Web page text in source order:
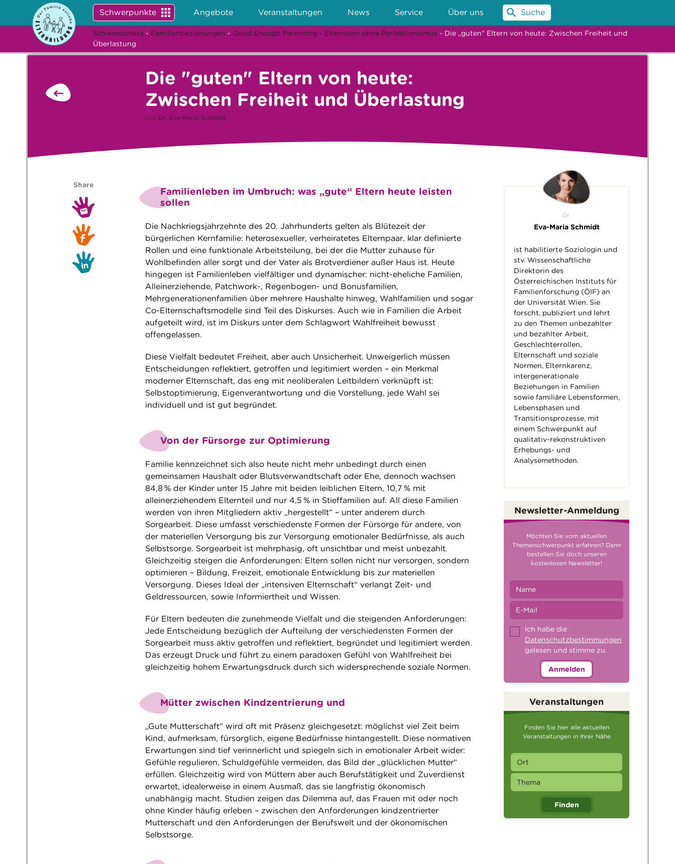
Schwerpunkte Angebote Veranstaltungen News Service Über uns Suche
Schwerpunkte - Familienbeziehungen - Good Enough Parenting – Elternsein ohne Perfektionismus - Die „guten“ Eltern von heute: Zwischen Freiheit und
Überlastung
Die "guten" Eltern von heute:
Zwischen Freiheit und Überlastung
von Dr. Eva-Maria Schmidt
Familienleben im Umbruch: was „gute“ Eltern heute leisten
sollen
Die Nachkriegsjahrzehnte des 20. Jahrhunderts gelten als Blütezeit der
bürgerlichen Kernfamilie: heterosexueller, verheiratetes Elternpaar, klar definierte
Rollen und eine funktionale Arbeitsteilung, bei der die Mutter zuhause für
Wohlbefinden aller sorgt und der Vater als Brotverdiener außer Haus ist. Heute
hingegen ist Familienleben vielfältiger und dynamischer: nicht-eheliche Familien,
Alleinerziehende, Patchwork-, Regenbogen- und Bonusfamilien,
Mehrgenerationenfamilien über mehrere Haushalte hinweg, Wahlfamilien und sogar
Co-Elternschaftsmodelle sind Teil des Diskurses. Auch wie in Familien die Arbeit
aufgeteilt wird, ist im Diskurs unter dem Schlagwort Wahlfreiheit bewusst
offengelassen.
Diese Vielfalt bedeutet Freiheit, aber auch Unsicherheit. Unweigerlich müssen
Entscheidungen reflektiert, getroffen und legitimiert werden – ein Merkmal
moderner Elternschaft, das eng mit neoliberalen Leitbildern verknüpft ist:
Selbstoptimierung, Eigenverantwortung und die Vorstellung, jede Wahl sei
individuell und ist gut begründet.
Von der Fürsorge zur Optimierung
Familie kennzeichnet sich also heute nicht mehr unbedingt durch einen
gemeinsamen Haushalt oder Blutsverwandtschaft oder Ehe, dennoch wachsen
84,8 % der Kinder unter 15 Jahre mit beiden leiblichen Eltern, 10,7 % mit
alleinerziehendem Elternteil und nur 4,5 % in Stieffamilien auf. All diese Familien
werden von ihren Mitgliedern aktiv „hergestellt“ – unter anderem durch
Sorgearbeit. Diese umfasst verschiedenste Formen der Fürsorge für andere, von
der materiellen Versorgung bis zur Versorgung emotionaler Bedürfnisse, als auch
Selbstsorge. Sorgearbeit ist mehrphasig, oft unsichtbar und meist unbezahlt.
Gleichzeitig steigen die Anforderungen: Eltern sollen nicht nur versorgen, sondern
optimieren – Bildung, Freizeit, emotionale Entwicklung bis zur materiellen
Versorgung. Dieses Ideal der „intensiven Elternschaft“ verlangt Zeit- und
Geldressourcen, sowie Informiertheit und Wissen.
Für Eltern bedeuten die zunehmende Vielfalt und die steigenden Anforderungen:
Jede Entscheidung bezüglich der Aufteilung der verschiedensten Formen der
Sorgearbeit muss aktiv getroffen und reflektiert, begründet und legitimiert werden.
Das erzeugt Druck und führt zu einem paradoxen Gefühl von Wahlfreiheit bei
gleichzeitig hohem Erwartungsdruck durch sich widersprechende soziale Normen.
Mütter zwischen Kindzentrierung und
„Gute Mutterschaft“ wird oft mit Präsenz gleichgesetzt: möglichst viel Zeit beim
Kind, aufmerksam, fürsorglich, eigene Bedürfnisse hintangestellt. Diese normativen
Erwartungen sind tief verinnerlicht und spiegeln sich in emotionaler Arbeit wider:
Gefühle regulieren, Schuldgefühle vermeiden, das Bild der „glücklichen Mutter“
erfüllen. Gleichzeitig wird von Müttern aber auch Berufstätigkeit und Zuverdienst
erwartet, idealerweise in einem Ausmaß, das sie langfristig ökonomisch
unabhängig macht. Studien zeigen das Dilemma auf, das Frauen mit oder noch
ohne Kinder häufig erleben – zwischen den Anforderungen kindzentrierter
Mutterschaft und den Anforderungen der Berufswelt und der ökonomischen
Selbstsorge.
Share
Dr.
Eva-Maria Schmidt
ist habilitierte Soziologin und
stv. Wissenschaftliche
Direktorin des
Österreichischen Instituts für
Familienforschung (ÖIF) an
der Universität Wien. Sie
forscht, publiziert und lehrt
zu den Themen unbezahlter
und bezahlter Arbeit,
Geschlechterrollen,
Elternschaft und soziale
Normen, Elternkarenz,
intergenerationale
Beziehungen in Familien
sowie familiäre Lebensformen,
Lebensphasen und
Transitionsprozesse, mit
einem Schwerpunkt auf
qualitativ-rekonstruktiven
Erhebungs- und
Analysemethoden.
Newsletter-Anmeldung
Möchten Sie vom aktuellen
Themenschwerpunkt erfahren? Dann
bestellen Sie doch unseren
kostenlosen Newsletter!
Ich habe die
Datenschutzbestimmungen
gelesen und stimme zu.
Anmelden
Veranstaltungen
Finden Sie hier alle aktuellen
Veranstaltungen in Ihrer Nähe
Finden